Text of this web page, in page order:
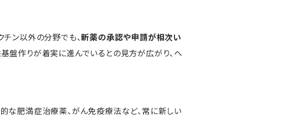
チン以外の分野でも、新薬の承認や申請が相次い
基盤作りが着実に進んでいるとの見方が広がり、ヘ
な肥満症治療薬、がん免疫療法など、常に新しい